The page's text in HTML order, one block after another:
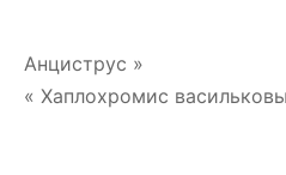
Навигация
по
Анциструс »
« Хаплохромис